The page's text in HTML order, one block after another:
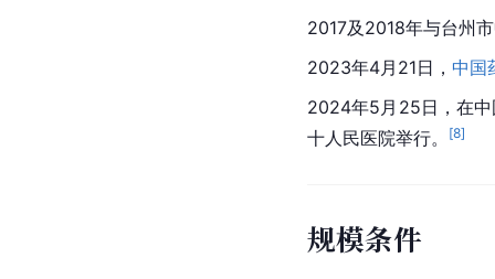
2017及2018年与台州
2023年4月21日， 中国
2024年5月25日，在
十人民医院举行。
[8]
规模条件